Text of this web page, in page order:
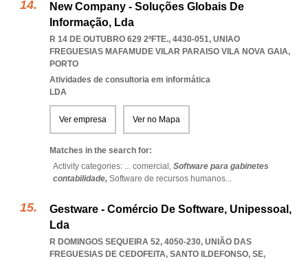
New Company - Soluções Globais De
Informação, Lda
R 14 DE OUTUBRO 629 2ºFTE., 4430-051, UNIAO
FREGUESIAS MAFAMUDE VILAR PARAISO VILA NOVA GAIA,
PORTO
Atividades de consultoria em informática
LDA
Ver empresa Ver no Mapa
Matches in the search for:
Activity categories: ... comercial, Software para gabinetes
contabilidade, Software de recursos humanos...
Gestware - Comércio De Software, Unipessoal,
Lda
R DOMINGOS SEQUEIRA 52, 4050-230, UNIÃO DAS
FREGUESIAS DE CEDOFEITA, SANTO ILDEFONSO, SE,